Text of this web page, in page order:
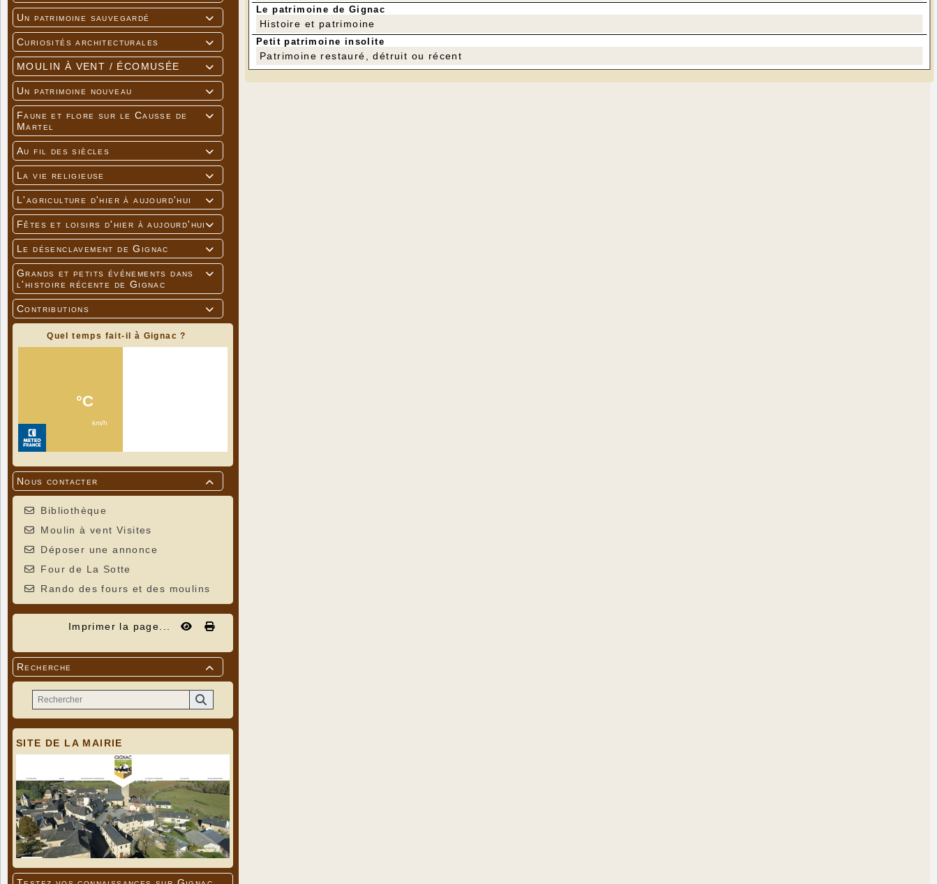

Un patrimoine sauvegardé

Curiosités architecturales

MOULIN À VENT / ÉCOMUSÉE

Un patrimoine nouveau

Faune et flore sur le Causse de
Martel

Au fil des siècles

La vie religieuse

L'agriculture d'hier à aujourd'hui

Fêtes et loisirs d'hier à aujourd'hui

Le désenclavement de Gignac

Grands et petits événements dans
l'histoire récente de Gignac

Contributions
Quel temps fait-il à Gignac ?

Nous contacter
Bibliothèque
Moulin à vent Visites
Déposer une annonce
Four de La Sotte
Rando des fours et des moulins
Imprimer la page...

Recherche
SITE DE LA MAIRIE
Le patrimoine de Gignac
Histoire et patrimoine
Petit patrimoine insolite
Patrimoine restauré, détruit ou récent